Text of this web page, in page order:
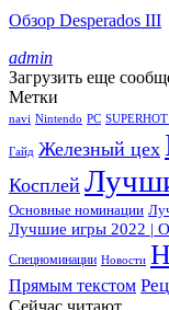
Обзор Desperados III
admin
Загрузить еще
Метки
navi Nintendo PC SUPERHOT
Гайд Железный цех
Косплей
Основные номинации
Лучшие игры 2022 |
Спецноминации Новости
Прямым текстом
Сейчас читают